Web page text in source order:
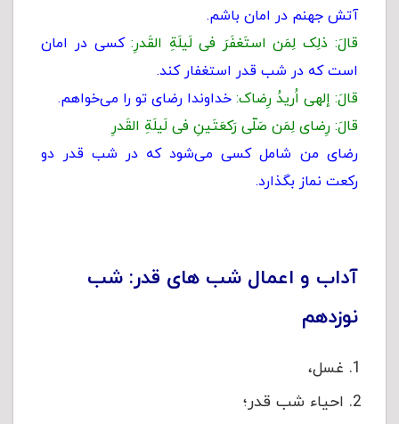
آتش جهنم در امان باشم.
قالَ: ذلِک لِمَن استَغفَرَ فی لَیلَةِ القَدرِ: کسی در امان
است که در شب قدر استغفار کند.
قالَ: إلهی اُریدُ رِضاک: خداوندا رضای تو را می‌خواهم.
قالَ: رِضای لِمَن صَلّى‏ رَکعَتَینِ فی لَیلَةِ القَدرِ
رضای من شامل کسی می‌شود که در شب قدر دو
رکعت نماز بگذارد.
آداب و اعمال شب های قدر: شب
نوزدهم
غسل،
احیاء شب قدر؛